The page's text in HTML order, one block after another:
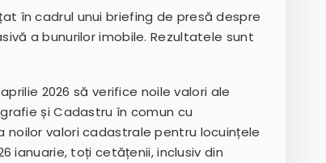
în cadrul unui briefing de presă despre
a bunurilor imobile. Rezultatele sunt
2026 să verifice noile valori ale
și Cadastru în comun cu
noilor valori cadastrale pentru locuințele
ianuarie, toți cetățenii, inclusiv din